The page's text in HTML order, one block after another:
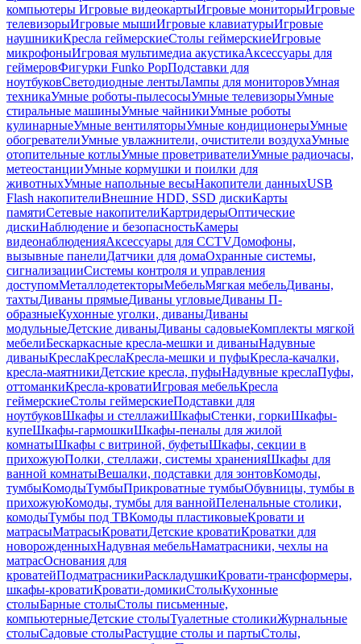
компьютеры Игровые видеокартыИгровые мониторыИгровые
телевизорыИгровые мышиИгровые клавиатурыИгровые
наушникиКресла геймерскиеСтолы геймерскиеИгровые
микрофоныИгровая мультимедиа акустикаАксессуары для
геймеровФигурки Funko PopПодставки для
ноутбуковСветодиодные лентыЛампы для мониторовУмная
техникаУмные роботы-пылесосыУмные телевизорыУмные
стиральные машиныУмные чайникиУмные роботы
кулинарныеУмные вентиляторыУмные кондиционерыУмные
обогревателиУмные увлажнители, очистители воздухаУмные
отопительные котлыУмные проветривателиУмные радиочасы,
метеостанцииУмные кормушки и поилки для
животныхУмные напольные весыНакопители данныхUSB
Flash накопителиВнешние HDD, SSD дискиКарты
памятиСетевые накопителиКартридерыОптические
дискиНаблюдение и безопасностьКамеры
видеонаблюденияАксессуары для CCTVДомофоны,
вызывные панелиДатчики для домаОхранные системы,
сигнализацииСистемы контроля и управления
доступомМеталлодетекторыМебельМягкая мебельДиваны,
тахтыДиваны прямыеДиваны угловыеДиваны П-
образныеКухонные уголки, диваныДиваны
модульныеДетские диваныДиваны садовыеКомплекты мягкой
мебелиБескаркасные кресла-мешки и диваныНадувные
диваныКреслаКреслаКресла-мешки и пуфыКресла-качалки,
кресла-маятникиДетские кресла, пуфыНадувные креслаПуфы,
оттоманкиКресла-кроватиИгровая мебельКресла
геймерскиеСтолы геймерскиеПодставки для
ноутбуковШкафы и стеллажиШкафыСтенки, горкиШкафы-
купеШкафы-гармошкиШкафы-пеналы для жилой
комнатыШкафы с витриной, буфетыШкафы, секции в
прихожуюПолки, стеллажи, системы храненияШкафы для
ванной комнатыВешалки, подставки для зонтовКомоды,
тумбыКомодыТумбыПрикроватные тумбыОбувницы, тумбы в
прихожуюКомоды, тумбы для ваннойПеленальные столики,
комодыТумбы под ТВКомоды пластиковыеКровати и
матрасыМатрасыКроватиДетские кроватиКроватки для
новорожденныхНадувная мебельНаматрасники, чехлы на
матрасОснования для
кроватейПодматрасникиРаскладушкиКровати-трансформеры,
шкафы-кроватиКровати-домикиСтолыКухонные
столыБарные столыСтолы письменные,
компьютерныеДетские столыТуалетные столикиЖурнальные
столыСадовые столыРастущие столы и партыСтолы,